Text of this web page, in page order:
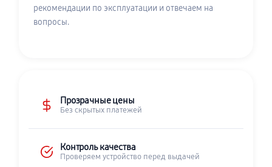
рекомендации по эксплуатации и отвечаем на
вопросы.
Прозрачные цены
Без скрытых платежей
Контроль качества
Проверяем устройство перед выдачей